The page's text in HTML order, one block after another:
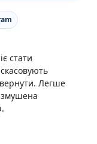
стати
Легше
змушена